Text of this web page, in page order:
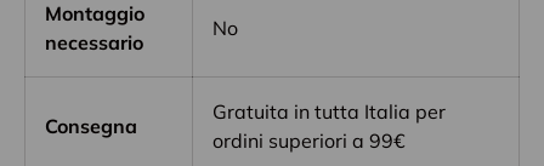
Montaggio
necessario
No
Consegna
Gratuita in tutta Italia per
ordini superiori a 99€